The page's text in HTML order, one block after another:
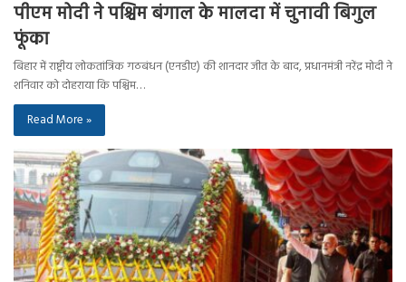
पीएम मोदी ने पश्चिम बंगाल के मालदा में चुनावी बिगुल
फूंका
बिहार में राष्ट्रीय लोकतांत्रिक गठबंधन (एनडीए) की शानदार जीत के बाद, प्रधानमंत्री नरेंद्र मोदी ने
शनिवार को दोहराया कि पश्चिम…
Read More »